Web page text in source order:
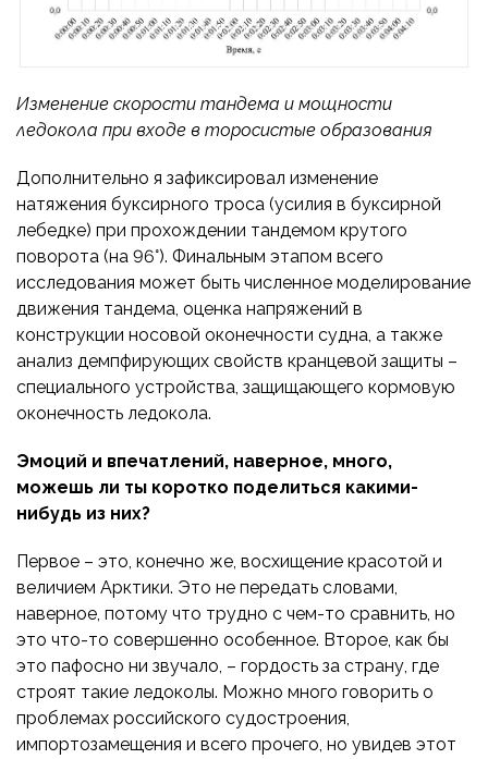
Изменение скорости тандема и мощности
ледокола при входе в торосистые образования
Дополнительно я зафиксировал изменение
натяжения буксирного троса (усилия в буксирной
лебедке) при прохождении тандемом крутого
поворота (на 96°). Финальным этапом всего
исследования может быть численное моделирование
движения тандема, оценка напряжений в
конструкции носовой оконечности судна, а также
анализ демпфирующих свойств кранцевой защиты –
специального устройства, защищающего кормовую
оконечность ледокола.
Эмоций и впечатлений, наверное, много,
можешь ли ты коротко поделиться какими-
нибудь из них?
Первое – это, конечно же, восхищение красотой и
величием Арктики. Это не передать словами,
наверное, потому что трудно с чем-то сравнить, но
это что-то совершенно особенное. Второе, как бы
это пафосно ни звучало, – гордость за страну, где
строят такие ледоколы. Можно много говорить о
проблемах российского судостроения,
импортозамещения и всего прочего, но увидев этот